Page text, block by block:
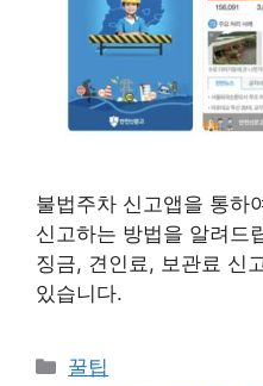
불법주차 신고앱을 통하
신고하는 방법을 알려드
징금, 견인료, 보관료 신
있습니다.
카
꿀팁